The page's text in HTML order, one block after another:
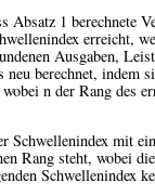
Absatz 1 berechnete
erreicht,
Ausgaben,
neu berechnet, indem
n der Rang des
Schwellenindex mit
Rang steht, wobei
Schwellenindex